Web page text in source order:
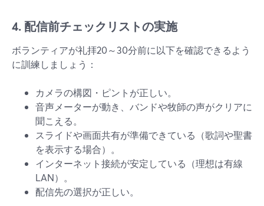
4. 配信前チェックリストの実施
ボランティアが礼拝20～30分前に以下を確認できるよう
に訓練しましょう：
カメラの構図・ピントが正しい。
音声メーターが動き、バンドや牧師の声がクリアに
聞こえる。
スライドや画面共有が準備できている（歌詞や聖書
を表示する場合）。
インターネット接続が安定している（理想は有線
LAN）。
配信先の選択が正しい。